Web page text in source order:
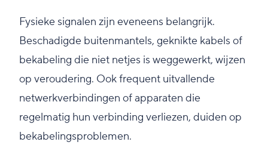
Fysieke signalen zijn eveneens belangrijk.
Beschadigde buitenmantels, geknikte kabels of
bekabeling die niet netjes is weggewerkt, wijzen
op veroudering. Ook frequent uitvallende
netwerkverbindingen of apparaten die
regelmatig hun verbinding verliezen, duiden op
bekabelingsproblemen.